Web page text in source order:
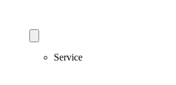
Service